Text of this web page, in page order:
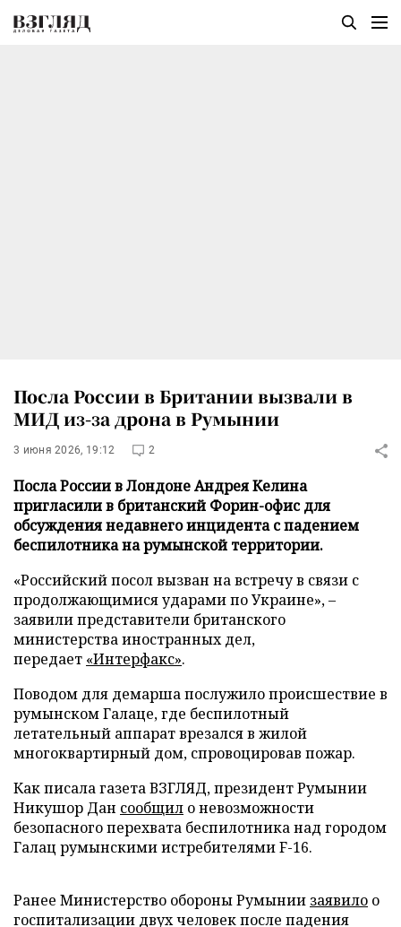
Посла России в Британии вызвали в
МИД из-за дрона в Румынии
3 июня 2026, 19:12 2
Посла России в Лондоне Андрея Келина
пригласили в британский Форин-офис для
обсуждения недавнего инцидента с падением
беспилотника на румынской территории.
«Российский посол вызван на встречу в связи с
продолжающимися ударами по Украине», –
заявили представители британского
министерства иностранных дел,
передает «Интерфакс».
Поводом для демарша послужило происшествие в
румынском Галаце, где беспилотный
летательный аппарат врезался в жилой
многоквартирный дом, спровоцировав пожар.
Как писала газета ВЗГЛЯД, президент Румынии
Никушор Дан сообщил о невозможности
безопасного перехвата беспилотника над городом
Галац румынскими истребителями F-16.
Ранее Министерство обороны Румынии заявило о
госпитализации двух человек после падения